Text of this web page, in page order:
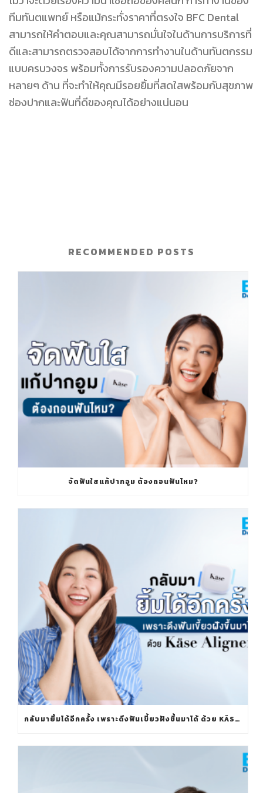
ทีมทันตแพทย์ หรือแม้กระทั่งราคาที่ตรงใจ BFC Dental
สามารถให้คำตอบและคุณสามารถมั่นใจในด้านการบริการที่
ดีและสามารถตรวจสอบได้จากการทำงานในด้านทันตกรรม
แบบครบวงจร พร้อมทั้งการรับรองความปลอดภัยจาก
หลายๆ ด้าน ที่จะทำให้คุณมีรอยยิ้มที่สดใสพร้อมกับสุขภาพ
ช่องปากและฟันที่ดีของคุณได้อย่างแน่นอน
RECOMMENDED POSTS
จัดฟันใสแก้ปากอูม ต้องถอนฟันไหม?
กลับมายิ้มได้อีกครั้ง เพราะดึงฟันเขี้ยวฝังขึ้นมาได้ ด้วย KÄSE ALIGNER